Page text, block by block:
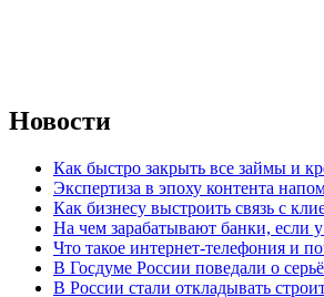
Новости
Как быстро закрыть все займы и
Экспертиза в эпоху контента
Как бизнесу выстроить связь с
На чем зарабатывают банки, если
Что такое интернет-телефония и
В Госдуме России поведали о
В России стали откладывать